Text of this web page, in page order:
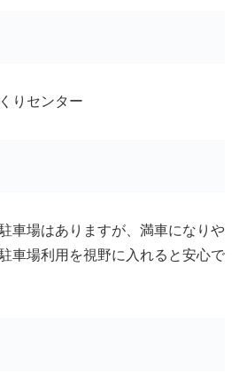
りセンター
車場はありますが、満車になりや
車場利用を視野に入れると安心で